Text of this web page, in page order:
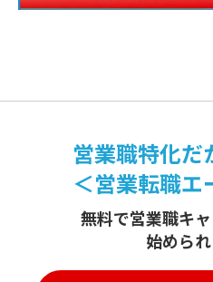
営業職特化だ
＜営業転職エ
無料で営業職キ
始められ